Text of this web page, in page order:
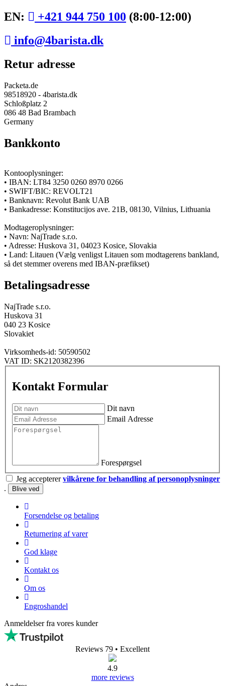
EN: +421 944 750 100 (8:00-12:00)
info@4barista.dk
Retur adresse
Packeta.de
98518920 - 4barista.dk
Schloßplatz 2
086 48 Bad Brambach
Germany
Bankkonto
Kontooplysninger:
• IBAN: LT84 3250 0260 8970 0266
• SWIFT/BIC: REVOLT21
• Banknavn: Revolut Bank UAB
• Bankadresse: Konstitucijos ave. 21B, 08130, Vilnius, Lithuania
Modtageroplysninger:
• Navn: NajTrade s.r.o.
• Adresse: Huskova 31, 04023 Kosice, Slovakia
• Land: Litauen (Vælg venligst Litauen som modtagerens bankland,
så det stemmer overens med IBAN-præfikset)
Betalingsadresse
NajTrade s.r.o.
Huskova 31
040 23 Kosice
Slovakiet
Virksomheds-id: 50590502
VAT ID: SK2120382396
Kontakt Formular
Dit navn
Email Adresse
Forespørgsel
Jeg accepterervilkårene for behandling af personoplysninger
.
Forsendelse og betaling
Returnering af varer
God klage
Kontakt os
Om os
Engroshandel
Anmeldelser fra vores kunder
Reviews 79 • Excellent
4.9
more reviews